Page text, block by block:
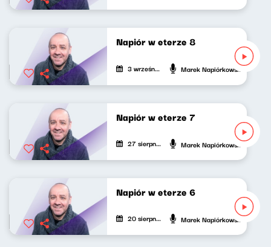
Napiór w eterze 8
3 września 2020 Marek Napiórkowski
Napiór w eterze 7
27 sierpnia 2020 Marek Napiórkowski
Napiór w eterze 6
20 sierpnia 2020 Marek Napiórkowski